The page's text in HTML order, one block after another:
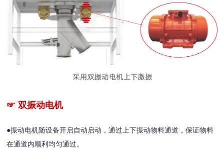
☞ 双振动电机
●振动电机随设备开启自动启动，通过上下振动物料通道，保证物料
在通道内顺利均匀通过。